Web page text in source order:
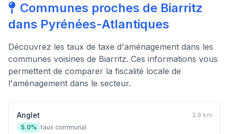
Communes proches de Biarritz
dans Pyrénées-Atlantiques
Découvrez les taux de taxe d'aménagement dans les
communes voisines de Biarritz. Ces informations vous
permettent de comparer la fiscalité locale de
l'aménagement dans le secteur.
Anglet
3.9 km
5.0% taux communal